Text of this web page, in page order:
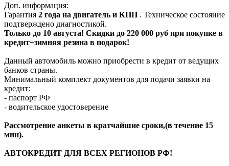
Доп. информация:
Гарантия 2 года на двигатель и КПП . Техническое состояние
подтверждено диагностикой.
Только до 10 августа! Скидки до 220 000 руб при покупке в
кредит+зимняя резина в подарок!
Данный автомобиль можно приобрести в кредит от ведущих
банков страны.
Минимальный комплект документов для подачи заявки на
кредит:
- паспорт РФ
- водительское удостоверение
Рассмотрение анкеты в кратчайшие сроки,(в течение 15
мин).
АВТОКРЕДИТ ДЛЯ ВСЕХ РЕГИОНОВ РФ!